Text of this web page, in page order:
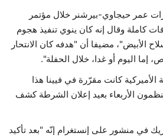
عمر حيجاوي-بيرشنر خلال مؤتمر
كاملة وقال إنه كان ينوي تنفيذ هجوم
الأبيض"، مضيفا أن "هدفه كان الانتحار
إما اليوم أو غدا، خلال الحفلة".
كانت مقرّرة في فيينا هذا
الأربعاء بعيد إعلان الشرطة كشف
في منشور على إنستغرام إنّه "بعد تأكيد